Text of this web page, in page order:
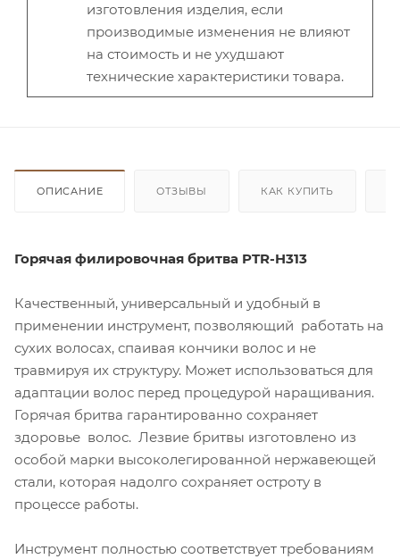
изготовления изделия, если
производимые изменения не влияют
на стоимость и не ухудшают
технические характеристики товара.
ОПИСАНИЕ ОТЗЫВЫ КАК КУПИТЬ
Горячая филировочная бритва PTR-H313
Качественный, универсальный и удобный в
применении инструмент, позволяющий работать на
сухих волосах, спаивая кончики волос и не
травмируя их структуру. Может использоваться для
адаптации волос перед процедурой наращивания.
Горячая бритва гарантированно сохраняет
здоровье волос. Лезвие бритвы изготовлено из
особой марки высоколегированной нержавеющей
стали, которая надолго сохраняет остроту в
процессе работы.
Инструмент полностью соответствует требованиям